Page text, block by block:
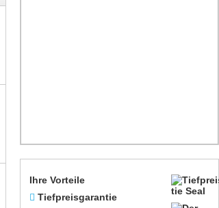
Ihre Vorteile
Tiefpreisgarantie